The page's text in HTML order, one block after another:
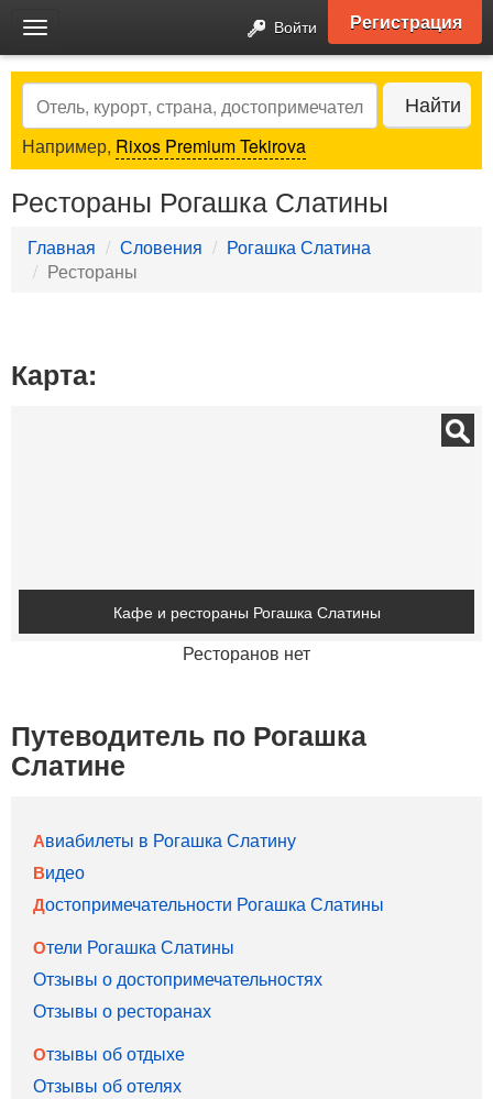
Toggle
navigation
Войти Регистрация
Search Найти
Например, Rixos Premium Tekirova
Рестораны Рогашка Слатины
Главная Словения
Рогашка Слатина
Рестораны
Карта:
Кафе и рестораны Рогашка Слатины
Ресторанов нет
Путеводитель по Рогашка
Слатине
Авиабилеты в Рогашка Слатину
Видео
Достопримечательности Рогашка Слатины
Отели Рогашка Слатины
Отзывы о достопримечательностях
Отзывы о ресторанах
Отзывы об отдыхе
Отзывы об отелях